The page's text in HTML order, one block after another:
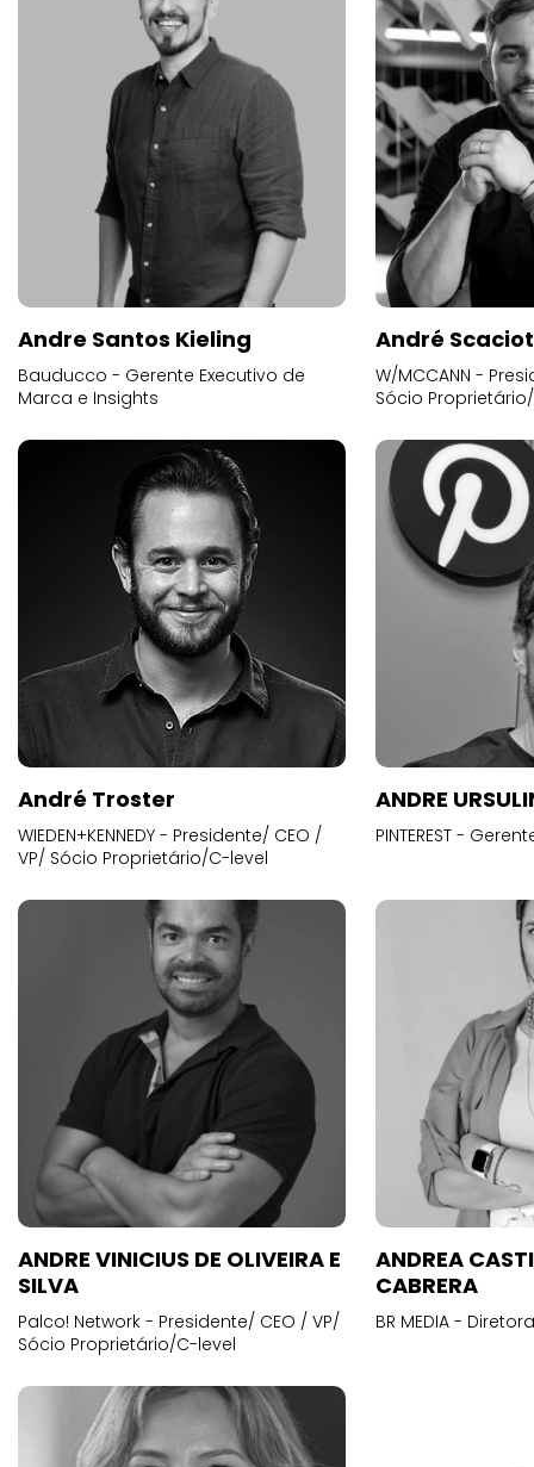
Andre Santos Kieling
Bauducco - Gerente Executivo de
Marca e Insights
André
W/MCCANN -
Sócio
André Troster
WIEDEN+KENNEDY - Presidente/ CEO /
VP/ Sócio Proprietário/C-level
ANDRE
PINTEREST -
ANDRE VINICIUS DE OLIVEIRA E
SILVA
Palco! Network - Presidente/ CEO / VP/
Sócio Proprietário/C-level
ANDREA
CABRERA
BR MEDIA -